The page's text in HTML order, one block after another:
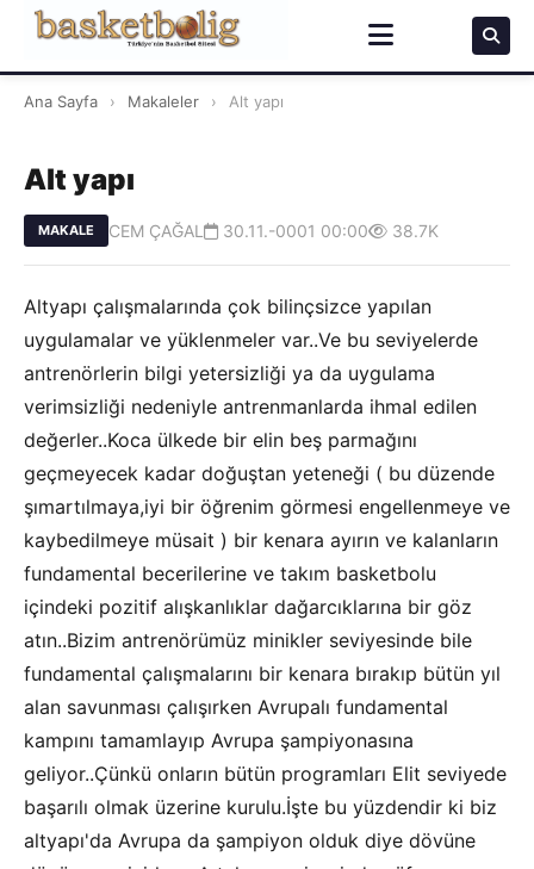
Ana Sayfa › Makaleler › Alt yapı
Alt yapı
MAKALE CEM ÇAĞAL 30.11.-0001 00:00 38.7K
Altyapı çalışmalarında çok bilinçsizce yapılan
uygulamalar ve yüklenmeler var..Ve bu seviyelerde
antrenörlerin bilgi yetersizliği ya da uygulama
verimsizliği nedeniyle antrenmanlarda ihmal edilen
değerler..Koca ülkede bir elin beş parmağını
geçmeyecek kadar doğuştan yeteneği ( bu düzende
şımartılmaya,iyi bir öğrenim görmesi engellenmeye ve
kaybedilmeye müsait ) bir kenara ayırın ve kalanların
fundamental becerilerine ve takım basketbolu
içindeki pozitif alışkanlıklar dağarcıklarına bir göz
atın..Bizim antrenörümüz minikler seviyesinde bile
fundamental çalışmalarını bir kenara bırakıp bütün yıl
alan savunması çalışırken Avrupalı fundamental
kampını tamamlayıp Avrupa şampiyonasına
geliyor..Çünkü onların bütün programları Elit seviyede
başarılı olmak üzerine kurulu.İşte bu yüzdendir ki biz
altyapı'da Avrupa da şampiyon olduk diye dövüne